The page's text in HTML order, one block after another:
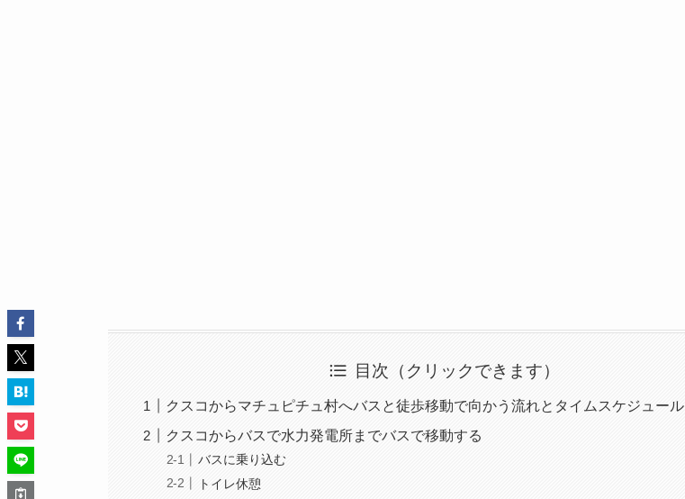
目次
クスコからマチュピチュ村へバスと徒歩移動で向かう流れとタイムスケジュール
クスコからバスで水力発電所までバスで移動する
バスに乗り込む
トイレ休憩